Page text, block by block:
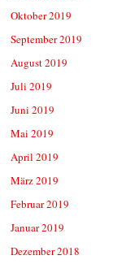
Oktober 2019
September 2019
August 2019
Juli 2019
Juni 2019
Mai 2019
April 2019
März 2019
Februar 2019
Januar 2019
Dezember 2018